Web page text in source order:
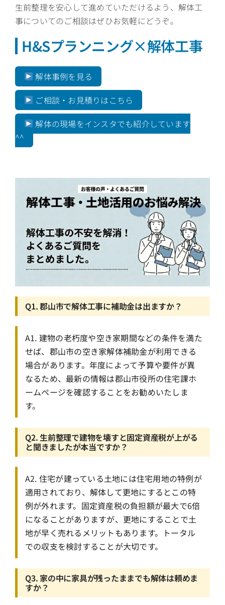
生前整理を安心して進めていただけるよう、解体工
事についてのご相談はぜひお気軽にどうぞ。
H&Sプランニング×解体工事
解体事例を見る
ご相談・お見積りはこちら
解体の現場をインスタでも紹介しています
^^
Q1. 郡山市で解体工事に補助金は出ますか？
A1. 建物の老朽度や空き家期間などの条件を満た
せば、郡山市の空き家解体補助金が利用できる
場合があります。年度によって予算や要件が異
なるため、最新の情報は郡山市役所の住宅課ホ
ームページを確認することをお勧めいたしま
す。
Q2. 生前整理で建物を壊すと固定資産税が上がる
と聞きましたが本当ですか？
A2. 住宅が建っている土地には住宅用地の特例が
適用されており、解体して更地にするとこの特
例が外れます。固定資産税の負担額が最大で6倍
になることがありますが、更地にすることで土
地が早く売れるメリットもあります。トータル
での収支を検討することが大切です。
Q3. 家の中に家具が残ったままでも解体は頼めま
すか？